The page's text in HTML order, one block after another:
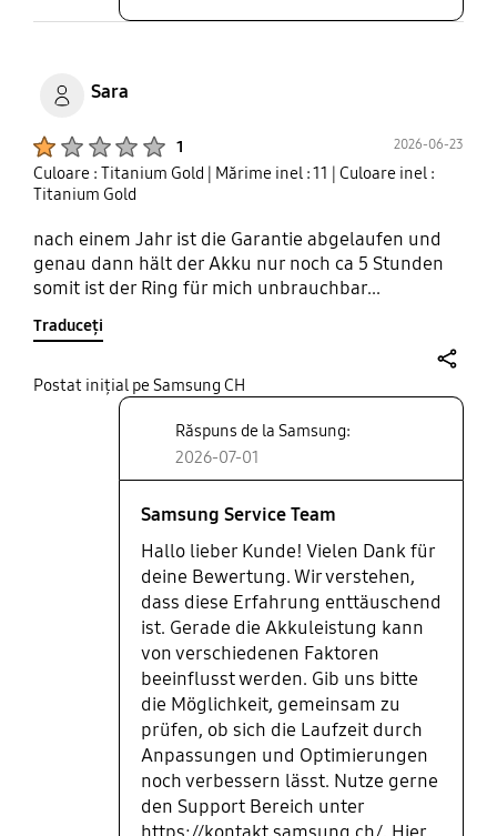
Sara
1 2026-06-23
Culoare : Titanium Gold | Mărime inel : 11 | Culoare inel :
Titanium Gold
nach einem Jahr ist die Garantie abgelaufen und
genau dann hält der Akku nur noch ca 5 Stunden
somit ist der Ring für mich unbrauchbar...
Traduceți
Postat inițial pe Samsung CH
Răspuns de la Samsung:
2026-07-01
Samsung Service Team
Hallo lieber Kunde! Vielen Dank für
deine Bewertung. Wir verstehen,
dass diese Erfahrung enttäuschend
ist. Gerade die Akkuleistung kann
von verschiedenen Faktoren
beeinflusst werden. Gib uns bitte
die Möglichkeit, gemeinsam zu
prüfen, ob sich die Laufzeit durch
Anpassungen und Optimierungen
noch verbessern lässt. Nutze gerne
den Support Bereich unter